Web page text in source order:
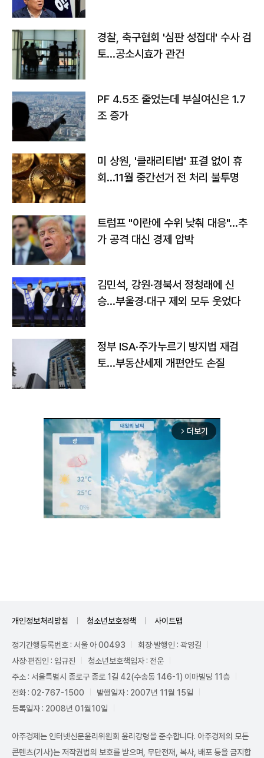
경찰, 축구협회 '심판 성접대' 수사 검
토…공소시효가 관건
PF 4.5조 줄었는데 부실여신은 1.7
조 증가
미 상원, '클래리티법' 표결 없이 휴
회…11월 중간선거 전 처리 불투명
트럼프 "이란에 수위 낮춰 대응"…추
가 공격 대신 경제 압박
김민석, 강원·경북서 정청래에 신
승…부울경·대구 제외 모두 웃었다
정부 ISA·주가누르기 방지법 재검
토…부동산세제 개편안도 손질
arrow_forward_ios 더보기
개인정보처리방침 청소년보호정책 사이트맵
정기간행등록번호 : 서울 아 00493
회장·발행인 : 곽영길
사장·편집인 : 임규진
청소년보호책임자 : 전운
주소 : 서울특별시 종로구 종로 1길 42(수송동 146-1) 이마빌딩 11층
전화 : 02-767-1500
발행일자 : 2007년 11월 15일
등록일자 : 2008년 01월10일
아주경제는 인터넷신문윤리위원회 윤리강령을 준수합니다. 아주경제의 모든
콘텐츠(기사)는 저작권법의 보호를 받으며, 무단전재, 복사, 배포 등을 금지합